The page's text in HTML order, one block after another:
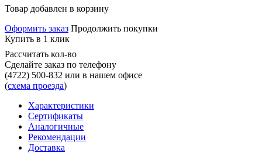
Товар добавлен в корзину
Оформить заказ Продолжить покупки
Купить в 1 клик
Рассчитать кол-во
Сделайте заказ по телефону
(4722) 500-832 или в нашем офисе
(схема проезда)
Характеристики
Сертификаты
Аналогичные
Рекомендации
Доставка